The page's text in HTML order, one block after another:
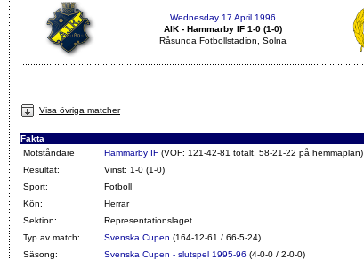
Wednesday 17 April 1996
AIK - Hammarby IF 1-0 (1-0)
Råsunda Fotbollstadion, Solna
Visa övriga matcher
Fakta
Motståndare
Hammarby IF (VOF: 121-42-81 totalt, 58-21-22 på hemmaplan)
Resultat:
Vinst: 1-0 (1-0)
Sport:
Fotboll
Kön:
Herrar
Sektion:
Representationslaget
Typ av match:
Svenska Cupen (164-12-61 / 66-5-24)
Säsong:
Svenska Cupen - slutspel 1995-96 (4-0-0 / 2-0-0)